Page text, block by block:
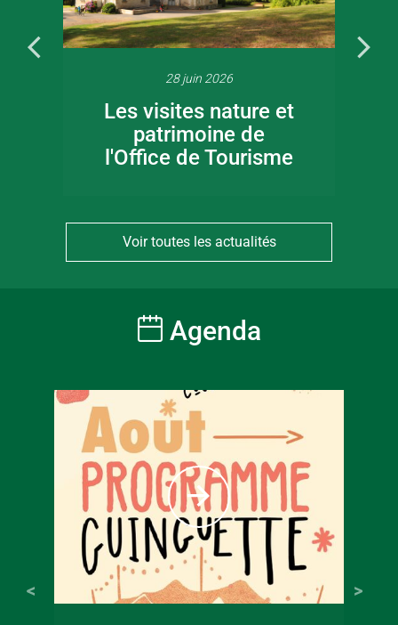
28 juin 2026
Les visites nature et
patrimoine de
l'Office de Tourisme
Voir toutes les actualités
Agenda